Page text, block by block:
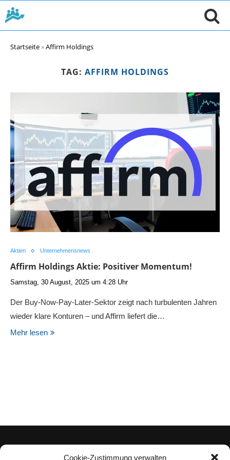
Cookie-Zustimmung verwalten
Startseite»Affirm Holdings
TAG: AFFIRM HOLDINGS
Aktien Unternehmensnews
Affirm Holdings Aktie: Positiver Momentum!
Samstag, 30 August, 2025 um 4:28 Uhr
Der Buy-Now-Pay-Later-Sektor zeigt nach turbulenten Jahren
wieder klare Konturen – und Affirm liefert die…
Mehr lesen